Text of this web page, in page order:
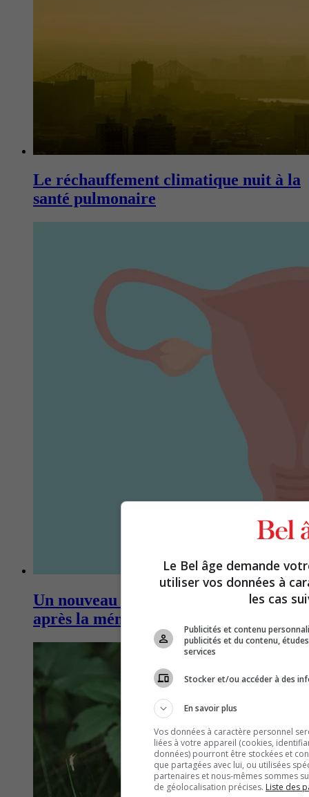
Le réchauffement climatique nuit à la
santé pulmonaire
Un nouveau rôle pour les ovaires
après la ménopause
Le Bel âge demande
utiliser vos données à
les cas
Publicités et contenu
publicités et du contenu,
services
Stocker et/ou accéder à des
En savoir plus
Vos données à caractère personnel
liées à votre appareil (cookies,
données) pourront être stockées et
que partagées avec lui, ou utilisées
partenaires et nous-mêmes sommes
de géolocalisation précises. Liste des